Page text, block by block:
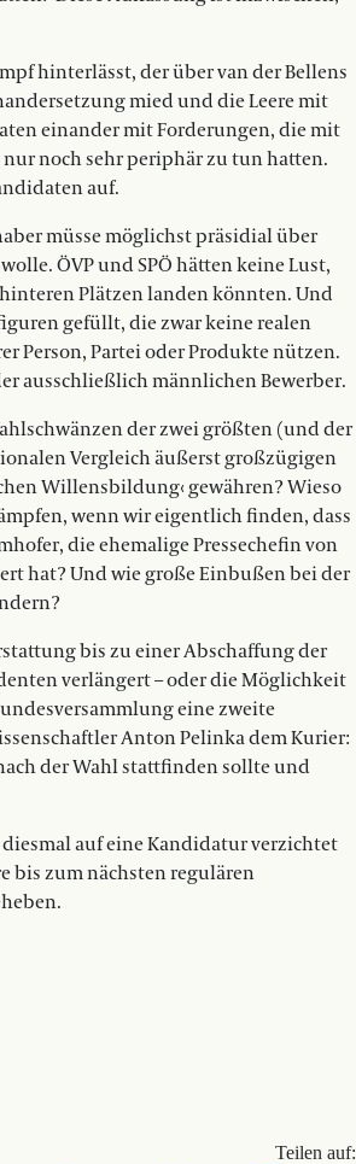
hinterlässt, der über van der Bellens
mied und die Leere mit
einander mit Forderungen, die mit
noch sehr periphär zu tun hatten.
auf.
müsse möglichst präsidial über
ÖVP und SPÖ hätten keine Lust,
Plätzen landen könnten. Und
gefüllt, die zwar keine realen
Person, Partei oder Produkte nützen.
ausschließlich männlichen Bewerber.
der zwei größten (und der
Vergleich äußerst großzügigen
Willensbildung‹ gewähren? Wieso
wenn wir eigentlich finden, dass
die ehemalige Pressechefin von
hat? Und wie große Einbußen bei der
bis zu einer Abschaffung der
verlängert – oder die Möglichkeit
eine zweite
Anton Pelinka dem Kurier:
der Wahl stattfinden sollte und
diesmal auf eine Kandidatur verzichtet
bis zum nächsten regulären
Teilen auf: